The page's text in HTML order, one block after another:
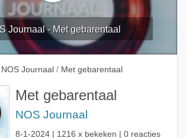
Journaal - Met gebarentaal
NOS Journaal / Met gebarentaal
Met gebarentaal
NOS Journaal
8-1-2024| 1216 x bekeken | 0 reacties